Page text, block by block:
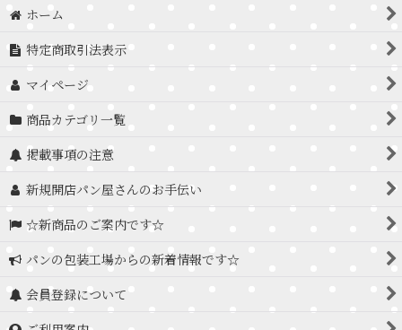
ホーム
特定商取引法表示
マイページ
商品カテゴリ一覧
掲載事項の注意
新規開店パン屋さんのお手伝い
☆新商品のご案内です☆
パンの包装工場からの新着情報です☆
会員登録について